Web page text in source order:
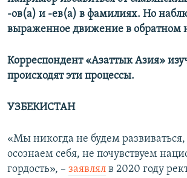
-ов(а) и -ев(а) в фамилиях. Но
выраженное движение в обратном
Корреспондент «Азаттык Азия»
происходят эти процессы.
УЗБЕКИСТАН
«Мы никогда не будем развиваться,
осознаем себя, не почувствуем
гордость», – заявлял в 2020 году